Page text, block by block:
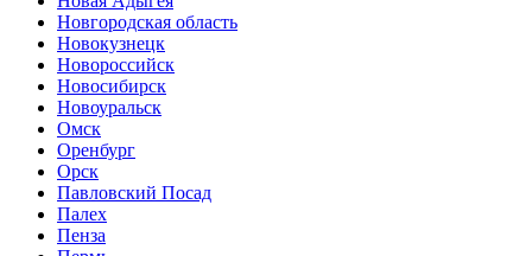
Новгородская область
Новокузнецк
Новороссийск
Новосибирск
Новоуральск
Омск
Оренбург
Орск
Павловский Посад
Палех
Пенза